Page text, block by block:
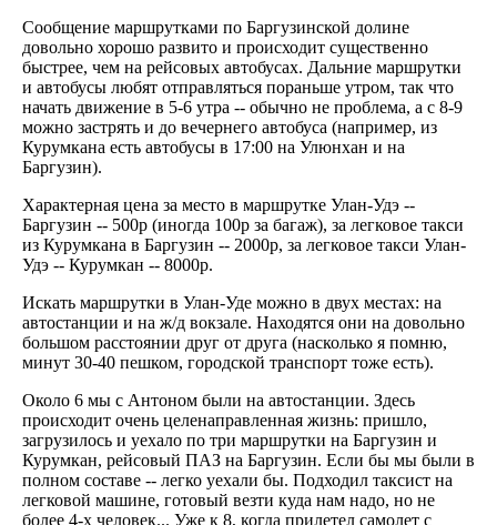
Сообщение маршрутками по Баргузинской долине
довольно хорошо развито и происходит существенно
быстрее, чем на рейсовых автобусах. Дальние маршрутки
и автобусы любят отправляться пораньше утром, так что
начать движение в 5-6 утра -- обычно не проблема, а с 8-9
можно застрять и до вечернего автобуса (например, из
Курумкана есть автобусы в 17:00 на Улюнхан и на
Баргузин).
Характерная цена за место в маршрутке Улан-Удэ --
Баргузин -- 500р (иногда 100р за багаж), за легковое такси
из Курумкана в Баргузин -- 2000р, за легковое такси Улан-
Удэ -- Курумкан -- 8000р.
Искать маршрутки в Улан-Уде можно в двух местах: на
автостанции и на ж/д вокзале. Находятся они на довольно
большом расстоянии друг от друга (насколько я помню,
минут 30-40 пешком, городской транспорт тоже есть).
Около 6 мы с Антоном были на автостанции. Здесь
происходит очень целенаправленная жизнь: пришло,
загрузилось и уехало по три маршрутки на Баргузин и
Курумкан, рейсовый ПАЗ на Баргузин. Если бы мы были в
полном составе -- легко уехали бы. Подходил таксист на
легковой машине, готовый везти куда нам надо, но не
более 4-х человек... Уже к 8, когда прилетел самолет с